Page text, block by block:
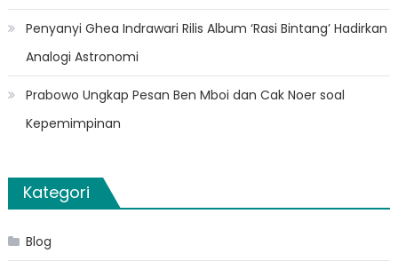
Penyanyi Ghea Indrawari Rilis Album ‘Rasi Bintang’ Hadirkan
Analogi Astronomi
Prabowo Ungkap Pesan Ben Mboi dan Cak Noer soal
Kepemimpinan
Kategori
Blog